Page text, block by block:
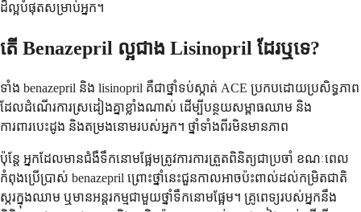
ដ៏ល្អបំផុតសម្រាប់អ្នក។
តើ Benazepril ល្អជាង Lisinopril ដែរឬទេ?
ទាំង benazepril និង lisinopril គឺជាថ្នាំទប់ស្កាត់ ACE ប្រកបដោយប្រសិទ្ធភាព
ដែលដំណើរការស្រដៀងគ្នាខ្លាំងណាស់ ដើម្បីបន្ថយសម្ពាធឈាម និង
ការពារបេះដូង និងតម្រងនោមរបស់អ្នក។ ថ្នាំទាំងពីរមិនមានភាព
ប៉ុន្តែ អ្នកដែលមានជំងឺទឹកនោមផ្អែមត្រូវការការត្រួតពិនិត្យជាប្រចាំ ខណៈពេល
កំពុងប្រើប្រាស់ benazepril ព្រោះថ្នាំនេះជួនកាលអាចប៉ះពាល់ដល់កម្រិតជាតិ
ស្ករក្នុងឈាម ឬមានអន្តរកម្មជាមួយថ្នាំទឹកនោមផ្អែម។ គ្រូពេទ្យរបស់អ្នកនឹង